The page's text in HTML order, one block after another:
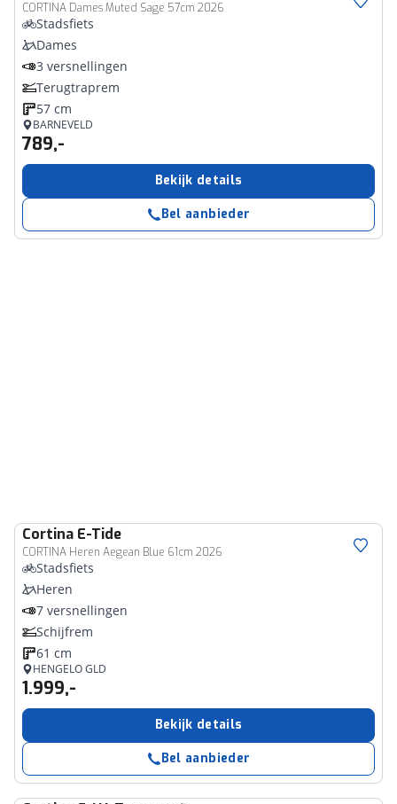
CORTINA Dames Muted Sage 57cm 2026
Stadsfiets
Dames
3 versnellingen
Terugtraprem
57 cm
BARNEVELD
789,-
Bekijk details
Bel aanbieder
Cortina E-Tide
CORTINA Heren Aegean Blue 61cm 2026
Stadsfiets
Heren
7 versnellingen
Schijfrem
61 cm
HENGELO GLD
1.999,-
Bekijk details
Bel aanbieder